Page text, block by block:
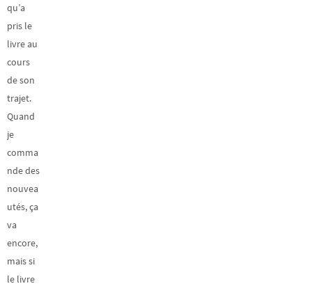
qu’a
pris le
livre au
cours
de son
trajet.
Quand
je
comma
nde des
nouvea
utés, ça
va
encore,
mais si
le livre